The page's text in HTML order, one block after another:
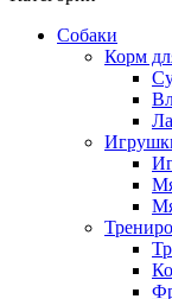
Собаки
Корм